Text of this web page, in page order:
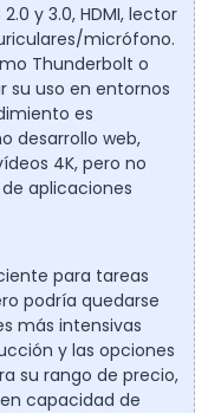
y 3.0, HDMI, lector
micrófono.
Thunderbolt o
su uso en entornos
es
desarrollo web,
4K, pero no
aplicaciones
para tareas
podría quedarse
más intensivas
y las opciones
su rango de precio,
capacidad de